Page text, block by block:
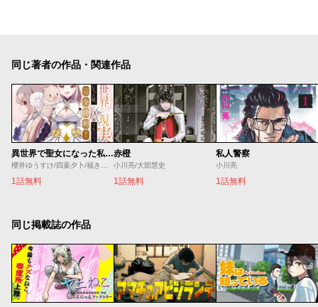
同じ著者の作品・関連作品
異世界で聖女になった私、現実世界でも聖女チートで完全勝利！
1話無料
赤橙
小川亮/大部慧史
1話無料
私人警察
小川亮
1話無料
同じ掲載誌の作品